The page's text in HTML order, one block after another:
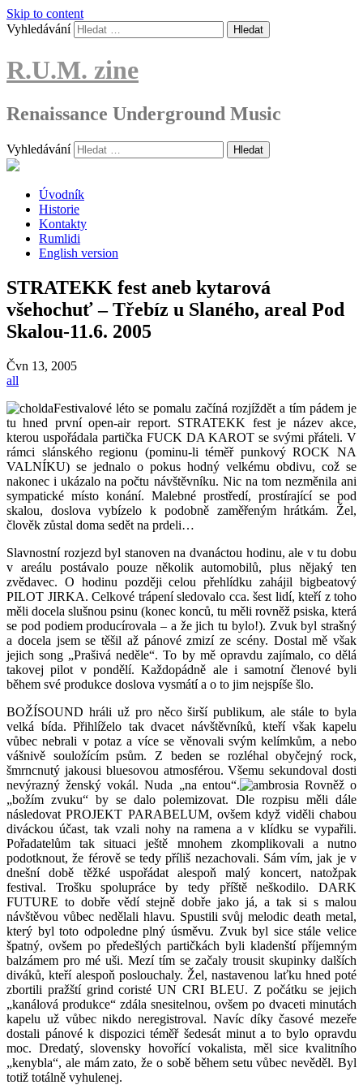
Skip to content
Vyhledávání
R.U.M. zine
Renaissance Underground Music
Vyhledávání
Úvodník
Historie
Kontakty
Rumlidi
English version
STRATEKK fest aneb kytarová
všehochuť – Třebíz u Slaného, areal Pod
Skalou-11.6. 2005
Čvn 13, 2005
all
Festivalové léto se pomalu začíná rozjíždět a tím pádem je
tu hned první open-air report. STRATEKK fest je název akce,
kterou uspořádala partička FUCK DA KAROT se svými přáteli. V
rámci slánského regionu (pominu-li téměř punkový ROCK NA
VALNÍKU) se jednalo o pokus hodný velkému obdivu, což se
nakonec i ukázalo na počtu návštěvníku. Nic na tom nezměnila ani
sympatické místo konání. Malebné prostředí, prostírající se pod
skalou, doslova vybízelo k podobně zaměřeným hrátkám. Žel,
člověk zůstal doma sedět na prdeli…
Slavnostní rozjezd byl stanoven na dvanáctou hodinu, ale v tu dobu
v areálu postávalo pouze několik automobilů, plus nějaký ten
zvědavec. O hodinu později celou přehlídku zahájil bigbeatový
PILOT JIRKA. Celkové trápení sledovalo cca. šest lidí, kteří z toho
měli docela slušnou psinu (konec konců, tu měli rovněž psiska, která
se pod podiem producírovala – a že jich tu bylo!). Zvuk byl strašný
a docela jsem se těšil až pánové zmizí ze scény. Dostal mě však
jejich song „Prašivá neděle“. To by mě opravdu zajímalo, co dělá
takovej pilot v pondělí. Každopádně ale i samotní členové byli
během své produkce doslova vysmátí a o to jim nejspíše šlo.
BOŽÍSOUND hráli už pro něco širší publikum, ale stále to byla
velká bída. Přihlíželo tak dvacet návštěvníků, kteří však kapelu
vůbec nebrali v potaz a více se věnovali svým kelímkům, a nebo
vášnivě souložícím psům. Z beden se rozléhal obyčejný rock,
šmrncnutý jakousi bluesovou atmosférou. Všemu sekundoval dosti
nevýrazný ženský vokál. Nuda „na entou“.
Rovněž o
„božím zvuku“ by se dalo polemizovat. Dle rozpisu měli dále
následovat PROJEKT PARABELUM, ovšem když viděli chabou
diváckou účast, tak vzali nohy na ramena a v klídku se vypařili.
Pořadatelům tak situaci ještě mnohem zkomplikovali a nutno
podotknout, že férově se tedy příliš nezachovali. Sám vím, jak je v
dnešní době těžké uspořádat alespoň malý koncert, natožpak
festival. Trošku spolupráce by tedy příště neškodilo. DARK
FUTURE to dobře vědí stejně dobře jako já, a tak si s malou
návštěvou vůbec nedělali hlavu. Spustili svůj melodic death metal,
který byl toto odpoledne plný úsměvu. Zvuk byl sice stále velice
špatný, ovšem po předešlých partičkách byli kladenští příjemným
balzámem pro mé uši. Mezí tím se začaly trousit skupinky dalších
diváků, kteří alespoň poslouchaly. Žel, nastavenou laťku hned poté
zbortili pražští grind coristé UN CRI BLEU. Z počátku se jejich
„kanálová produkce“ zdála snesitelnou, ovšem po dvaceti minutách
kapelu už vůbec nikdo neregistroval. Navíc díky časové mezeře
dostali pánové k dispozici téměř šedesát minut a to bylo opravdu
moc. Dredatý, slovensky hovořící vokalista, měl sice kvalitního
„kenybla“, ale mám zato, že o sobě během setu vůbec nevěděl. Byl
totiž totálně vyhulenej.